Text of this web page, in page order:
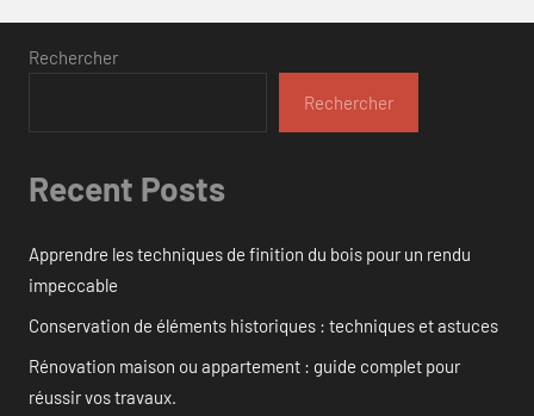
Rechercher
Rechercher
Recent Posts
Apprendre les techniques de finition du bois pour un rendu
impeccable
Conservation de éléments historiques : techniques et astuces
Rénovation maison ou appartement : guide complet pour
réussir vos travaux.